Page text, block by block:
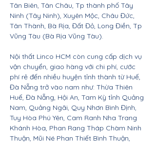
Tân Biên, Tân Châu, Tp thành phố Tây
Ninh (Tây Ninh), Xuyên Mộc, Châu Đức,
Tân Thành, Bà Rịa, Đất Đỏ, Long Điền, Tp
Vũng Tàu (Bà Rịa Vũng Tàu).
Nội thất Linco HCM còn cung cấp dịch vụ
vận chuyển, giao hàng với chi phí, cước
phí rẻ đến nhiều huyện tỉnh thành từ Huế,
Đà Nẵng trở vào nam như: Thừa Thiên
Huế, Đà Nẵng, Hội An, Tam Kỳ tỉnh Quảng
Nam, Quảng Ngãi, Quy Nhơn Bình Định,
Tuy Hòa Phú Yên, Cam Ranh Nha Trang
Khánh Hòa, Phan Rang Tháp Chàm Ninh
Thuận, Mũi Né Phan Thiết Bình Thuận,